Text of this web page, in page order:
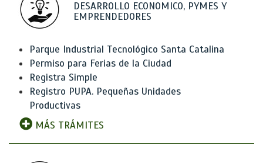
DESARROLLO ECONOMICO, PYMES Y
EMPRENDEDORES
Parque Industrial Tecnológico Santa Catalina
Permiso para Ferias de la Ciudad
Registra Simple
Registro PUPA. Pequeñas Unidades
Productivas
MÁS TRÁMITES